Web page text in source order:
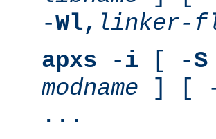
-Wl, linker-
apxs -i [ -S
modname ] [
...